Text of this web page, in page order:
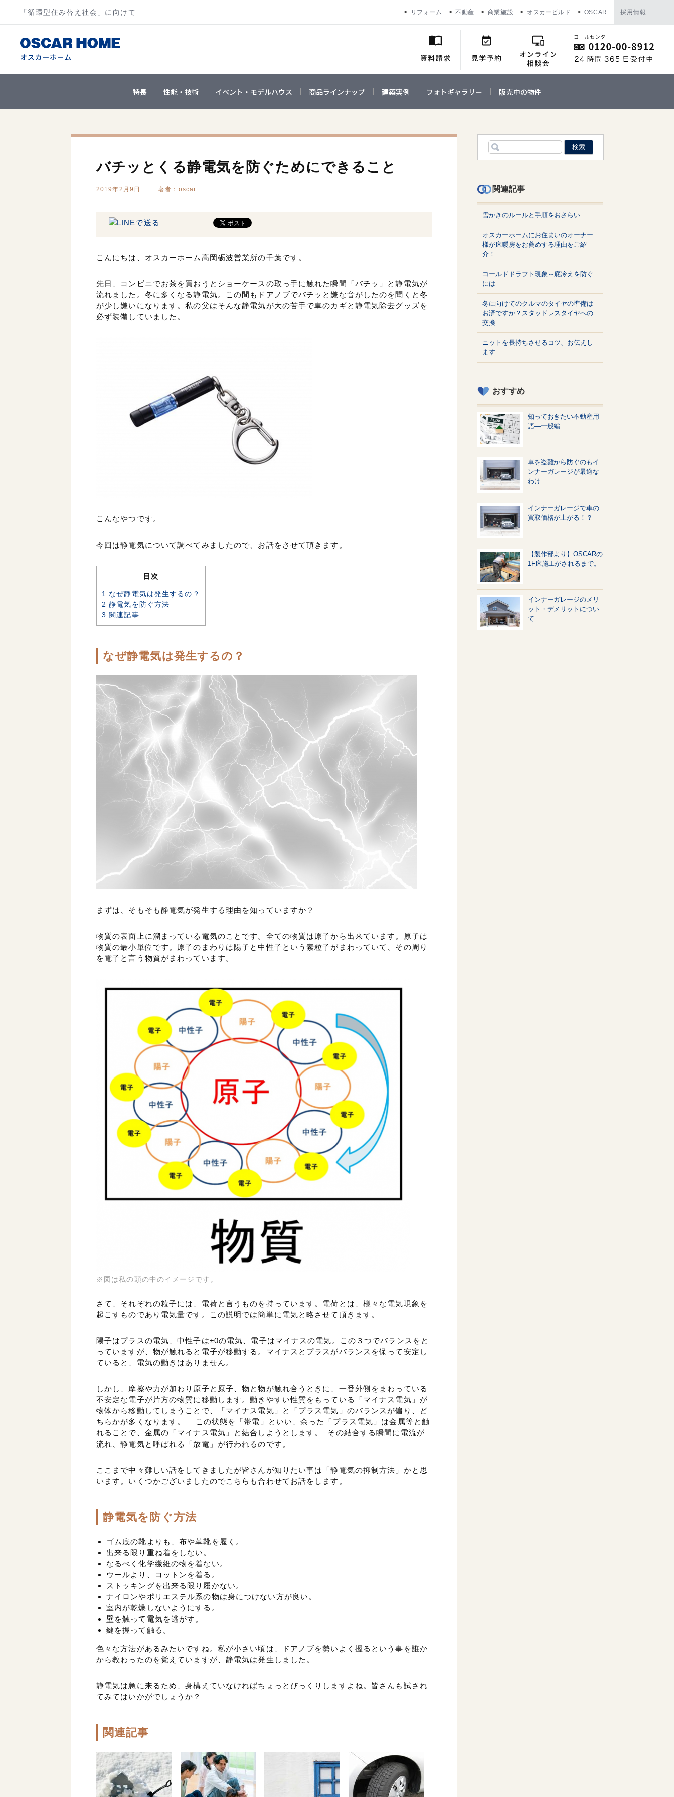
「循環型住み替え社会」に向けて リフォーム 不動産 商業施設 オスカービルド OSCAR 採用情報
特長 性能・技術 イベント・モデルハウス 商品ラインナップ 建築実例 フォトギャラリー 販売中の物件
バチッとくる静電気を防ぐためにできること
2019年2月9日 著者：oscar
こんにちは、オスカーホーム高岡砺波営業所の千葉です。
先日、コンビニでお茶を買おうとショーケースの取っ手に触れた瞬間「バチッ」と静電気が
流れました。冬に多くなる静電気。この間もドアノブでバチッと嫌な音がしたのを聞くと冬
が少し嫌いになります。私の父はそんな静電気が大の苦手で車のカギと静電気除去グッズを
必ず装備していました。
こんなやつです。
今回は静電気について調べてみましたので、お話をさせて頂きます。
目次
1 なぜ静電気は発生するの？
2 静電気を防ぐ方法
3 関連記事
なぜ静電気は発生するの？
まずは、そもそも静電気が発生する理由を知っていますか？
物質の表面上に溜まっている電気のことです。全ての物質は原子から出来ています。原子は
物質の最小単位です。原子のまわりは陽子と中性子という素粒子がまわっていて、その周り
を電子と言う物質がまわっています。
※図は私の頭の中のイメージです。
さて、それぞれの粒子には、電荷と言うものを持っています。電荷とは、様々な電気現象を
起こすものであり電気量です。この説明では簡単に電気と略させて頂きます。
陽子はプラスの電気、中性子は±0の電気、電子はマイナスの電気。この３つでバランスをと
っていますが、物が触れると電子が移動する。マイナスとプラスがバランスを保って安定し
ていると、電気の動きはありません。
しかし、摩擦や力が加わり原子と原子、物と物が触れ合うときに、一番外側をまわっている
不安定な電子が片方の物質に移動します。動きやすい性質をもっている「マイナス電気」が
物体から移動してしまうことで、「マイナス電気」と「プラス電気」のバランスが偏り、ど
ちらかが多くなります。 この状態を「帯電」といい、余った「プラス電気」は金属等と触
れることで、金属の「マイナス電気」と結合しようとします。 その結合する瞬間に電流が
流れ、静電気と呼ばれる「放電」が行われるのです。
ここまで中々難しい話をしてきましたが皆さんが知りたい事は「静電気の抑制方法」かと思
います。いくつかございましたのでこちらも合わせてお話をします。
静電気を防ぐ方法
ゴム底の靴よりも、布や革靴を履く。
出来る限り重ね着をしない。
なるべく化学繊維の物を着ない。
ウールより、コットンを着る。
ストッキングを出来る限り履かない。
ナイロンやポリエステル系の物は身につけない方が良い。
室内が乾燥しないようにする。
壁を触って電気を逃がす。
鍵を握って触る。
色々な方法があるみたいですね。私が小さい頃は、ドアノブを勢いよく握るという事を誰か
から教わったのを覚えていますが、静電気は発生しました。
静電気は急に来るため、身構えていなければちょっとびっくりしますよね。皆さんも試され
てみてはいかがでしょうか？
関連記事
関連記事
雪かきのルールと手順をおさらい
オスカーホームにお住まいのオーナー
様が床暖房をお薦めする理由をご紹
介！
コールドドラフト現象～底冷えを防ぐ
には
冬に向けてのクルマのタイヤの準備は
お済ですか？スタッドレスタイヤへの
交換
ニットを長持ちさせるコツ、お伝えし
ます
おすすめ
知っておきたい不動産用
語—一般編
車を盗難から防ぐのもイ
ンナーガレージが最適な
わけ
インナーガレージで車の
買取価格が上がる！？
【製作部より】OSCARの
1F床施工がされるまで。
インナーガレージのメリ
ット・デメリットについ
て